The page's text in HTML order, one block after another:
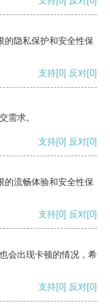
的隐私保护和安全性保
支持[0] 反对[0]
需求。
支持[0] 反对[0]
的流畅体验和安全性保
支持[0] 反对[0]
会出现卡顿的情况，希
支持[0] 反对[0]